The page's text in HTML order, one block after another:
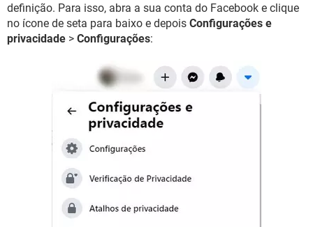
definição. Para isso, abra a sua conta do Facebook e clique
no ícone de seta para baixo e depois Configurações e
privacidade > Configurações: